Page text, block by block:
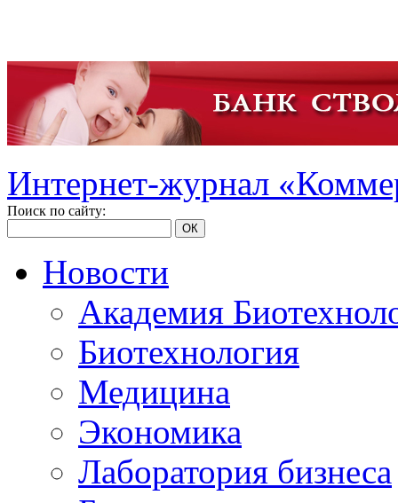
Интернет-журнал
Поиск по сайту:
ОК
Новости
Академия
Биотехнология
Медицина
Экономика
Лаборатория бизнеса